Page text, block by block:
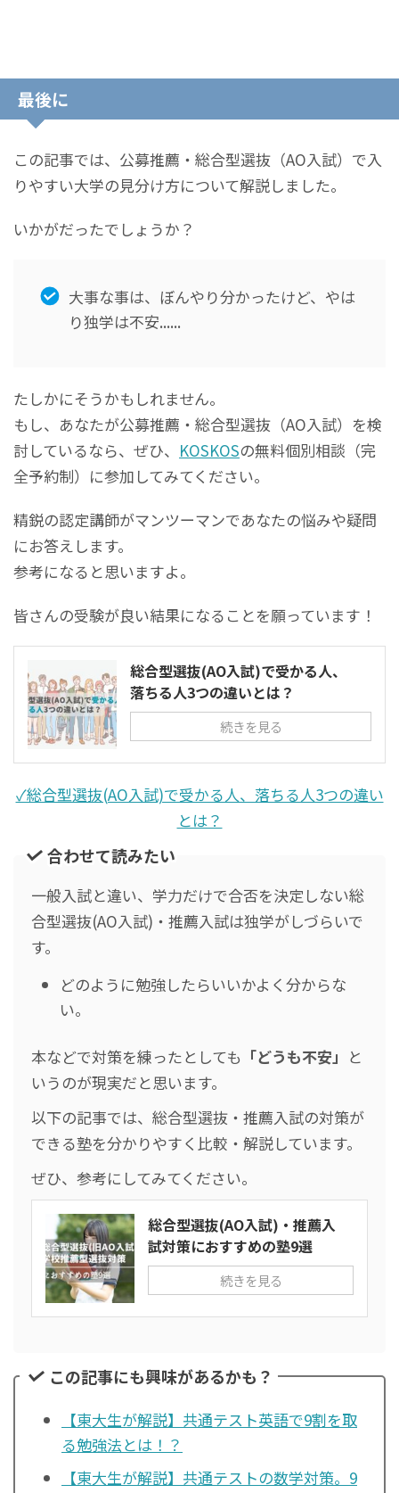
最後に
この記事では、公募推薦・総合型選抜（AO入試）で入
りやすい大学の見分け方について解説しました。
いかがだったでしょうか？
大事な事は、ぼんやり分かったけど、やは
り独学は不安......
たしかにそうかもしれません。
もし、あなたが公募推薦・総合型選抜（AO入試）を検
討しているなら、ぜひ、 KOSKOSの無料個別相談（完
全予約制）に参加してみてください。
精鋭の認定講師がマンツーマンであなたの悩みや疑問
にお答えします。
参考になると思いますよ。
皆さんの受験が良い結果になることを願っています！
総合型選抜(AO入試)で受かる人、
落ちる人3つの違いとは？
続きを見る
✓総合型選抜(AO入試)で受かる人、落ちる人3つの違い
とは？
合わせて読みたい
一般入試と違い、学力だけで合否を決定しない総
合型選抜(AO入試)・推薦入試は独学がしづらいで
す。
どのように勉強したらいいかよく分からな
い。
本などで対策を練ったとしても 「どうも不安」 と
いうのが現実だと思います。
以下の記事では、総合型選抜・推薦入試の対策が
できる塾を分かりやすく比較・解説しています。
ぜひ、参考にしてみてください。
総合型選抜(AO入試)・推薦入
試対策におすすめの塾9選
続きを見る
この記事にも興味があるかも？
【東大生が解説】共通テスト英語で9割を取
る勉強法とは！？
【東大生が解説】共通テストの数学対策。9